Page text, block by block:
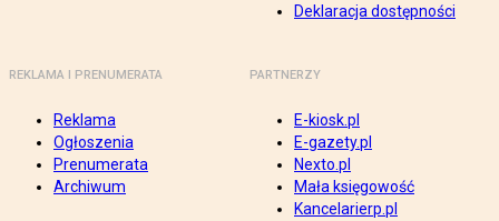
Deklaracja dostępności
REKLAMA I PRENUMERATA
Reklama
Ogłoszenia
Prenumerata
Archiwum
PARTNERZY
E-kiosk.pl
E-gazety.pl
Nexto.pl
Mała księgowość
Kancelarierp.pl